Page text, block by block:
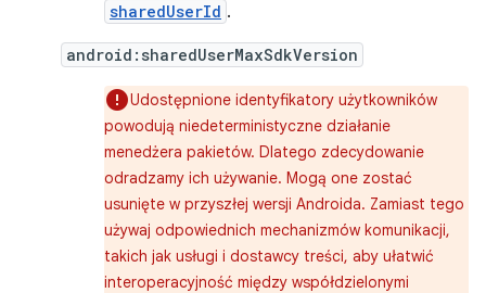
sharedUserId .
android:sharedUserMaxSdkVersion
Udostępnione identyfikatory użytkowników
powodują niedeterministyczne działanie
menedżera pakietów. Dlatego zdecydowanie
odradzamy ich używanie. Mogą one zostać
usunięte w przyszłej wersji Androida. Zamiast tego
używaj odpowiednich mechanizmów komunikacji,
takich jak usługi i dostawcy treści, aby ułatwić
interoperacyjność między współdzielonymi